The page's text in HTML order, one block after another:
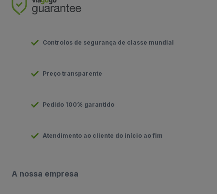
Controlos de segurança de classe mundial
Preço transparente
Pedido 100% garantido
Atendimento ao cliente do início ao fim
A nossa empresa